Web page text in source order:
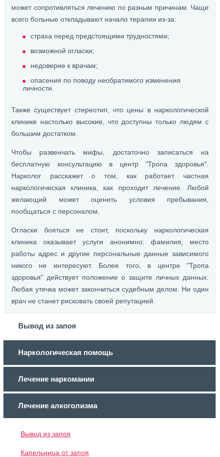
может сопротивляться лечению по разным причинам. Чаще
всего больные откладывают начало терапии из-за:
страха перед предстоящими трудностями;
возможной огласки;
недоверие к врачам;
опасения по поводу необратимого изменения
личности.
Также существует стереотип, что цены в наркологической
клинике настолько высокие, что доступны только людям с
большим достатком.
Чтобы развенчать мифы, достаточно записаться на
бесплатную консультацию в центр "Тропа здоровья".
Нарколог расскажет о том, как работает частная
наркологическая клиника, как проходит лечение. Любой
желающий может оценить условия пребывания,
пообщаться с персоналом.
Огласки бояться не стоит, поскольку наркологическая
клиника оказывает услуги анонимно: фамилия, место
работы адрес и другие персональные данные зависимого
никого не интересуют. Более того, в центре "Тропа
здоровья" действует положение о защите личных данных.
Любая утечка может закончиться судебным делом. Ни один
врач не станет рисковать своей репутацией.
Вывод из запоя
Наркологическая помощь
Лечение наркомании
Лечение алкоголизма
Вывод из запоя
Капельница от запоя